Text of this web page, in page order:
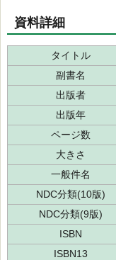
資料詳細
タイトル
副書名
出版者
出版年
ページ数
大きさ
一般件名
NDC分類(10版)
NDC分類(9版)
ISBN
ISBN13